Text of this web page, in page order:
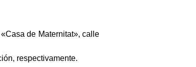
de Maternitat», calle
respectivamente.